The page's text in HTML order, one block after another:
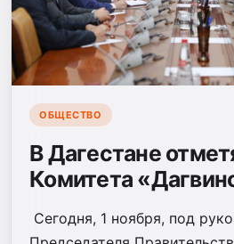
ОБЩЕСТВО
В Дагестане
Комитета
Сегодня, 1 ноября, под